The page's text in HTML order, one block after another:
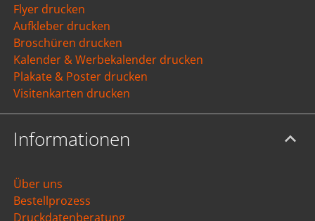
Flyer drucken
Aufkleber drucken
Broschüren drucken
Kalender & Werbekalender drucken
Plakate & Poster drucken
Visitenkarten drucken
Informationen
Über uns
Bestellprozess
Druckdatenberatung